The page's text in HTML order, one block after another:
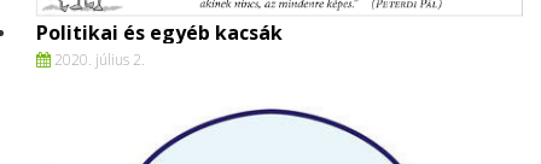
Politikai és egyéb kacsák
2020. július 2.